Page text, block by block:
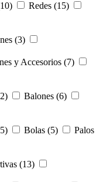
Redes (15)
(3)
y Accesorios (7)
Balones (6)
Bolas (5)
Palos
(13)